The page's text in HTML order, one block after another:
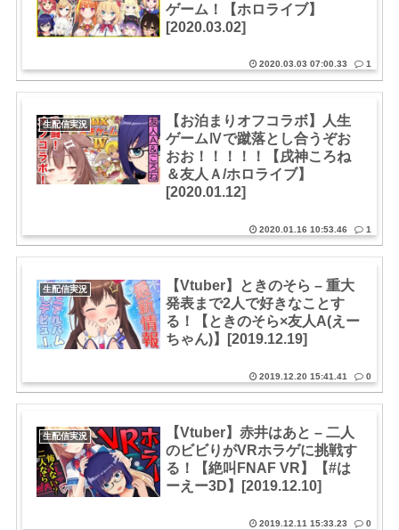
ゲーム！【ホロライブ】
[2020.03.02]
2020.03.03 07:00.33 1
生配信実況
【お泊まりオフコラボ】人生
ゲームⅣで蹴落とし合うぞお
おお！！！！！【戌神ころね
＆友人Ａ/ホロライブ】
[2020.01.12]
2020.01.16 10:53.46 1
生配信実況
【Vtuber】ときのそら – 重大
発表まで2人で好きなことす
る！【ときのそら×友人A(えー
ちゃん)】[2019.12.19]
2019.12.20 15:41.41 0
生配信実況
【Vtuber】赤井はあと – 二人
のビビりがVRホラゲに挑戦す
る！【絶叫FNAF VR】【#は
ーえー3D】[2019.12.10]
2019.12.11 15:33.23 0